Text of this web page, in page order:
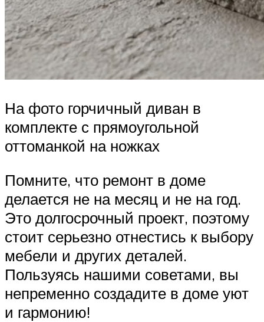
На фото горчичный диван в
комплекте с прямоугольной
оттоманкой на ножках
Помните, что ремонт в доме
делается не на месяц и не на год.
Это долгосрочный проект, поэтому
стоит серьезно отнестись к выбору
мебели и других деталей.
Пользуясь нашими советами, вы
непременно создадите в доме уют
и гармонию!